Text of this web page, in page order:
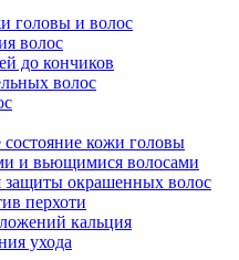
головы и волос
волос
до кончиков
волос
кожи головы
и вьющимися волосами
защиты окрашенных волос
перхоти
кальция
ухода